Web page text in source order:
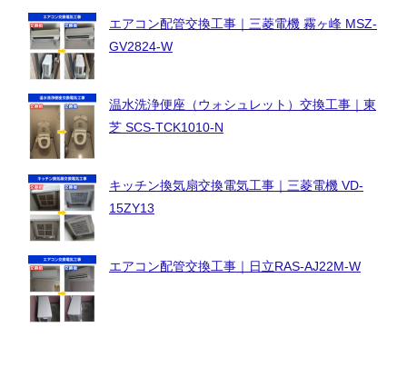
エアコン配管交換工事｜三菱電機 霧ヶ峰 MSZ-
GV2824-W
温水洗浄便座（ウォシュレット）交換工事｜東
芝 SCS-TCK1010-N
キッチン換気扇交換電気工事｜三菱電機 VD-
15ZY13
エアコン配管交換工事｜日立RAS-AJ22M-W